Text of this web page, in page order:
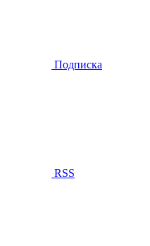
Подписка
RSS